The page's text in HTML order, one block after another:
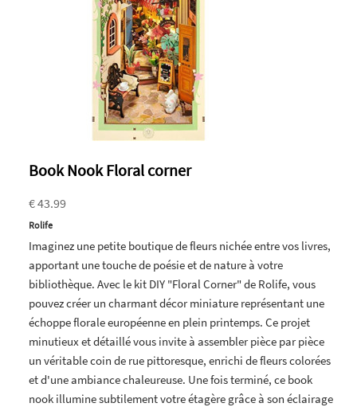
Book Nook Floral corner
€ 43.99
Rolife
Imaginez une petite boutique de fleurs nichée entre vos livres,
apportant une touche de poésie et de nature à votre
bibliothèque. Avec le kit DIY "Floral Corner" de Rolife, vous
pouvez créer un charmant décor miniature représentant une
échoppe florale européenne en plein printemps. Ce projet
minutieux et détaillé vous invite à assembler pièce par pièce
un véritable coin de rue pittoresque, enrichi de fleurs colorées
et d'une ambiance chaleureuse. Une fois terminé, ce book
nook illumine subtilement votre étagère grâce à son éclairage